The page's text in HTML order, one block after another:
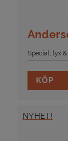
Special, lyx
KÖP
NYHET!